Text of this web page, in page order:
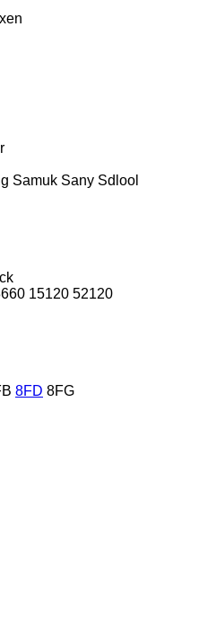
Samuk Sany Sdlool
15120 52120
8FD 8FG